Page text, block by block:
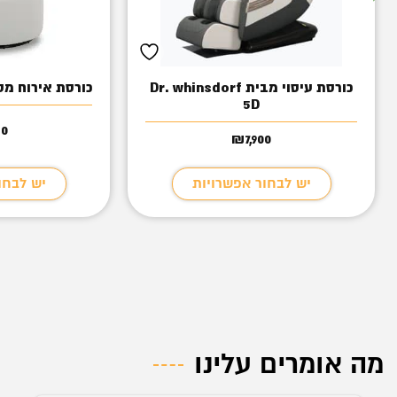
כורסת עיסוי מבית Dr. whinsdorf
5D
₪7,900
יש לבחור אפשרויות
כורסת אירוח
יש
מה אומרים עלינו